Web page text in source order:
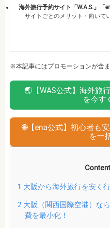
海外旅行予約サイト「W.A.S.」「
サイトごとのメリット・向いて
※本記事にはプロモーションが含ま
🌏【WAS公式】海外旅
を今す
🌐【ena公式】初心者も
を一
1 大阪から海外旅行を安く
2大阪（関西国際空港）な
費を最小化！